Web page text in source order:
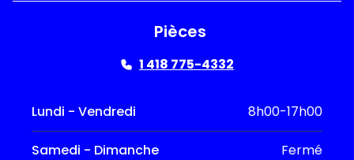
Pièces
1 418 775-4332
Lundi - Vendredi 8h00-17h00
Samedi - Dimanche Fermé